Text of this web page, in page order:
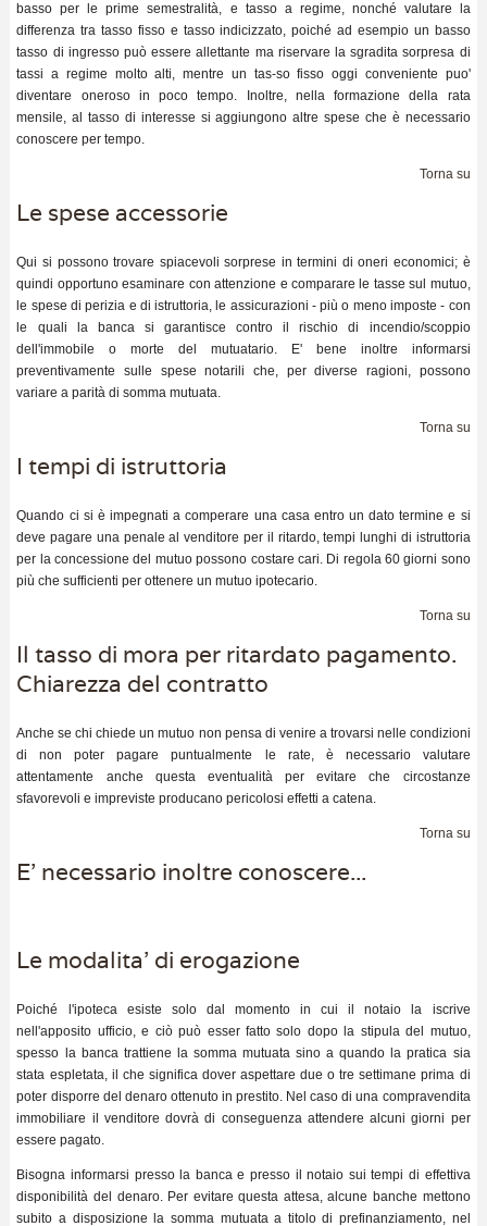
basso per le prime semestralità, e tasso a regime, nonché valutare la
differenza tra tasso fisso e tasso indicizzato, poiché ad esempio un basso
tasso di ingresso può essere allettante ma riservare la sgradita sorpresa di
tassi a regime molto alti, mentre un tas-so fisso oggi conveniente puo'
diventare oneroso in poco tempo. Inoltre, nella formazione della rata
mensile, al tasso di interesse si aggiungono altre spese che è necessario
conoscere per tempo.
Torna su
Le spese accessorie
Qui si possono trovare spiacevoli sorprese in termini di oneri economici; è
quindi opportuno esaminare con attenzione e comparare le tasse sul mutuo,
le spese di perizia e di istruttoria, le assicurazioni - più o meno imposte - con
le quali la banca si garantisce contro il rischio di incendio/scoppio
dell'immobile o morte del mutuatario. E' bene inoltre informarsi
preventivamente sulle spese notarili che, per diverse ragioni, possono
variare a parità di somma mutuata.
Torna su
I tempi di istruttoria
Quando ci si è impegnati a comperare una casa entro un dato termine e si
deve pagare una penale al venditore per il ritardo, tempi lunghi di istruttoria
per la concessione del mutuo possono costare cari. Di regola 60 giorni sono
più che sufficienti per ottenere un mutuo ipotecario.
Torna su
Il tasso di mora per ritardato pagamento.
Chiarezza del contratto
Anche se chi chiede un mutuo non pensa di venire a trovarsi nelle condizioni
di non poter pagare puntualmente le rate, è necessario valutare
attentamente anche questa eventualità per evitare che circostanze
sfavorevoli e impreviste producano pericolosi effetti a catena.
Torna su
E' necessario inoltre conoscere...
Le modalita' di erogazione
Poiché l'ipoteca esiste solo dal momento in cui il notaio la iscrive
nell'apposito ufficio, e ciò può esser fatto solo dopo la stipula del mutuo,
spesso la banca trattiene la somma mutuata sino a quando la pratica sia
stata espletata, il che significa dover aspettare due o tre settimane prima di
poter disporre del denaro ottenuto in prestito. Nel caso di una compravendita
immobiliare il venditore dovrà di conseguenza attendere alcuni giorni per
essere pagato.
Bisogna informarsi presso la banca e presso il notaio sui tempi di effettiva
disponibilità del denaro. Per evitare questa attesa, alcune banche mettono
subito a disposizione la somma mutuata a titolo di prefinanziamento, nel